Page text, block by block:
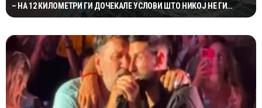
– НА 12 КИЛОМЕТРИ ГИ ДОЧЕКАЛЕ УСЛОВИ ШТО НИКОЈ НЕ ГИ
ОЧЕКУВАЛ